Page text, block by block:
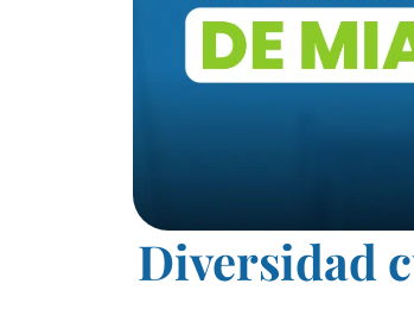
Diversidad